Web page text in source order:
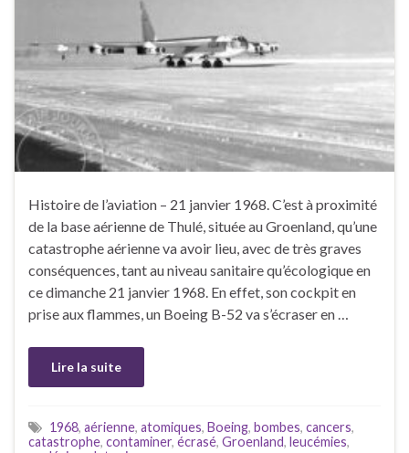
Histoire de l’aviation – 21 janvier 1968. C’est à proximité
de la base aérienne de Thulé, située au Groenland, qu’une
catastrophe aérienne va avoir lieu, avec de très graves
conséquences, tant au niveau sanitaire qu’écologique en
ce dimanche 21 janvier 1968. En effet, son cockpit en
prise aux flammes, un Boeing B-52 va s’écraser en …
Lire la suite
1968, aérienne, atomiques, Boeing, bombes, cancers,
catastrophe, contaminer, écrasé, Groenland, leucémies,